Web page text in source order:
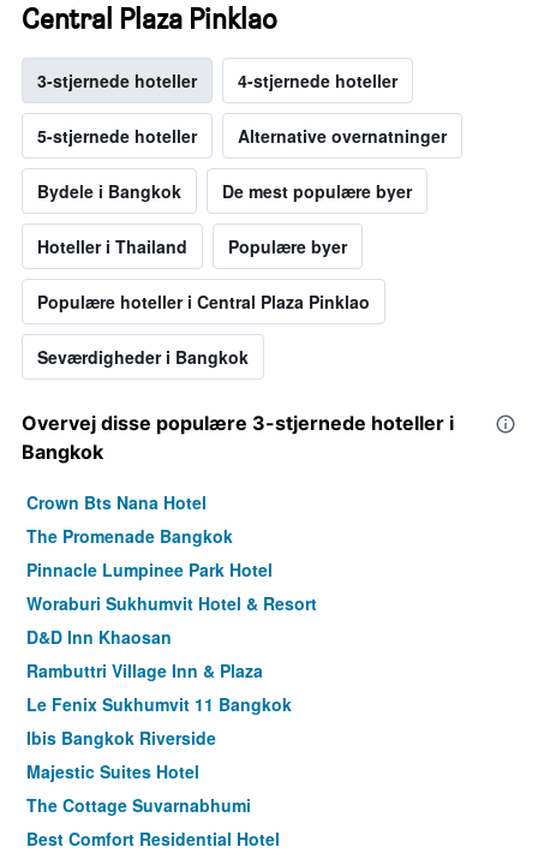
Central Plaza Pinklao
3-stjernede hoteller 4-stjernede hoteller
5-stjernede hoteller Alternative overnatninger
Bydele i Bangkok De mest populære byer
Hoteller i Thailand Populære byer
Populære hoteller i Central Plaza Pinklao
Seværdigheder i Bangkok
Overvej disse populære 3-stjernede hoteller i
Bangkok
Crown Bts Nana Hotel
The Promenade Bangkok
Pinnacle Lumpinee Park Hotel
Woraburi Sukhumvit Hotel & Resort
D&D Inn Khaosan
Rambuttri Village Inn & Plaza
Le Fenix Sukhumvit 11 Bangkok
Ibis Bangkok Riverside
Majestic Suites Hotel
The Cottage Suvarnabhumi
Best Comfort Residential Hotel